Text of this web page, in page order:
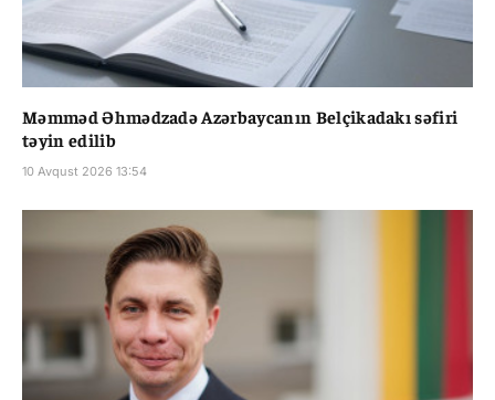
Məmməd Əhmədzadə Azərbaycanın Belçikadakı səfiri
təyin edilib
10 Avqust 2026 13:54